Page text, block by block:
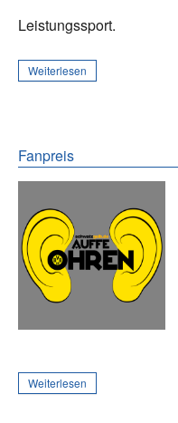
Leistungssport.
Weiterlesen
Fanpreis
Weiterlesen